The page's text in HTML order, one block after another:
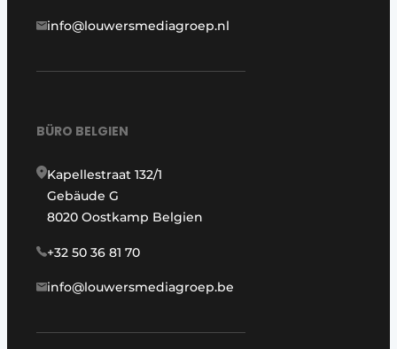
info@louwersmediagroep.nl
BÜRO BELGIEN
Kapellestraat 132/1
Gebäude G
8020 Oostkamp Belgien
+32 50 36 81 70
info@louwersmediagroep.be